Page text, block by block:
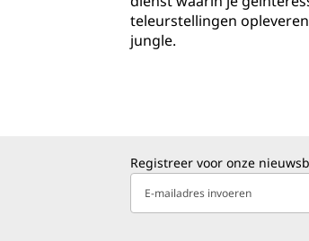
teleurstellingen
jungle.
Registreer voor onze
E-mailadres invoeren